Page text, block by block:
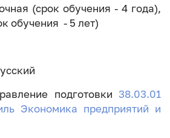
(срок обучения - 4 года),
обучения - 5 лет)
подготовки 38.03.01
Экономика предприятий и